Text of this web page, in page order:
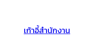
เก้าอี้สำนักงาน